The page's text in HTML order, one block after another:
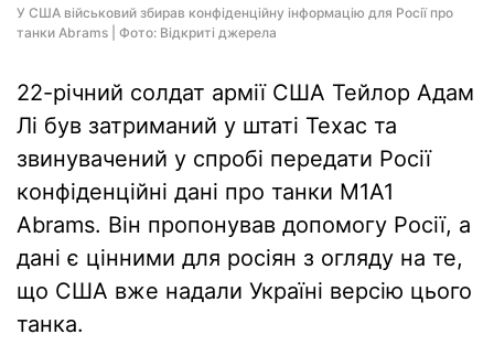
У США військовий збирав конфіденційну інформацію для Росії про
танки Abrams | Фото: Відкриті джерела
22-річний солдат армії США Тейлор Адам
Лі був затриманий у штаті Техас та
звинувачений у спробі передати Росії
конфіденційні дані про танки M1A1
Abrams. Він пропонував допомогу Росії, а
дані є цінними для росіян з огляду на те,
що США вже надали Україні версію цього
танка.